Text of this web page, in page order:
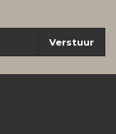
Verstuur